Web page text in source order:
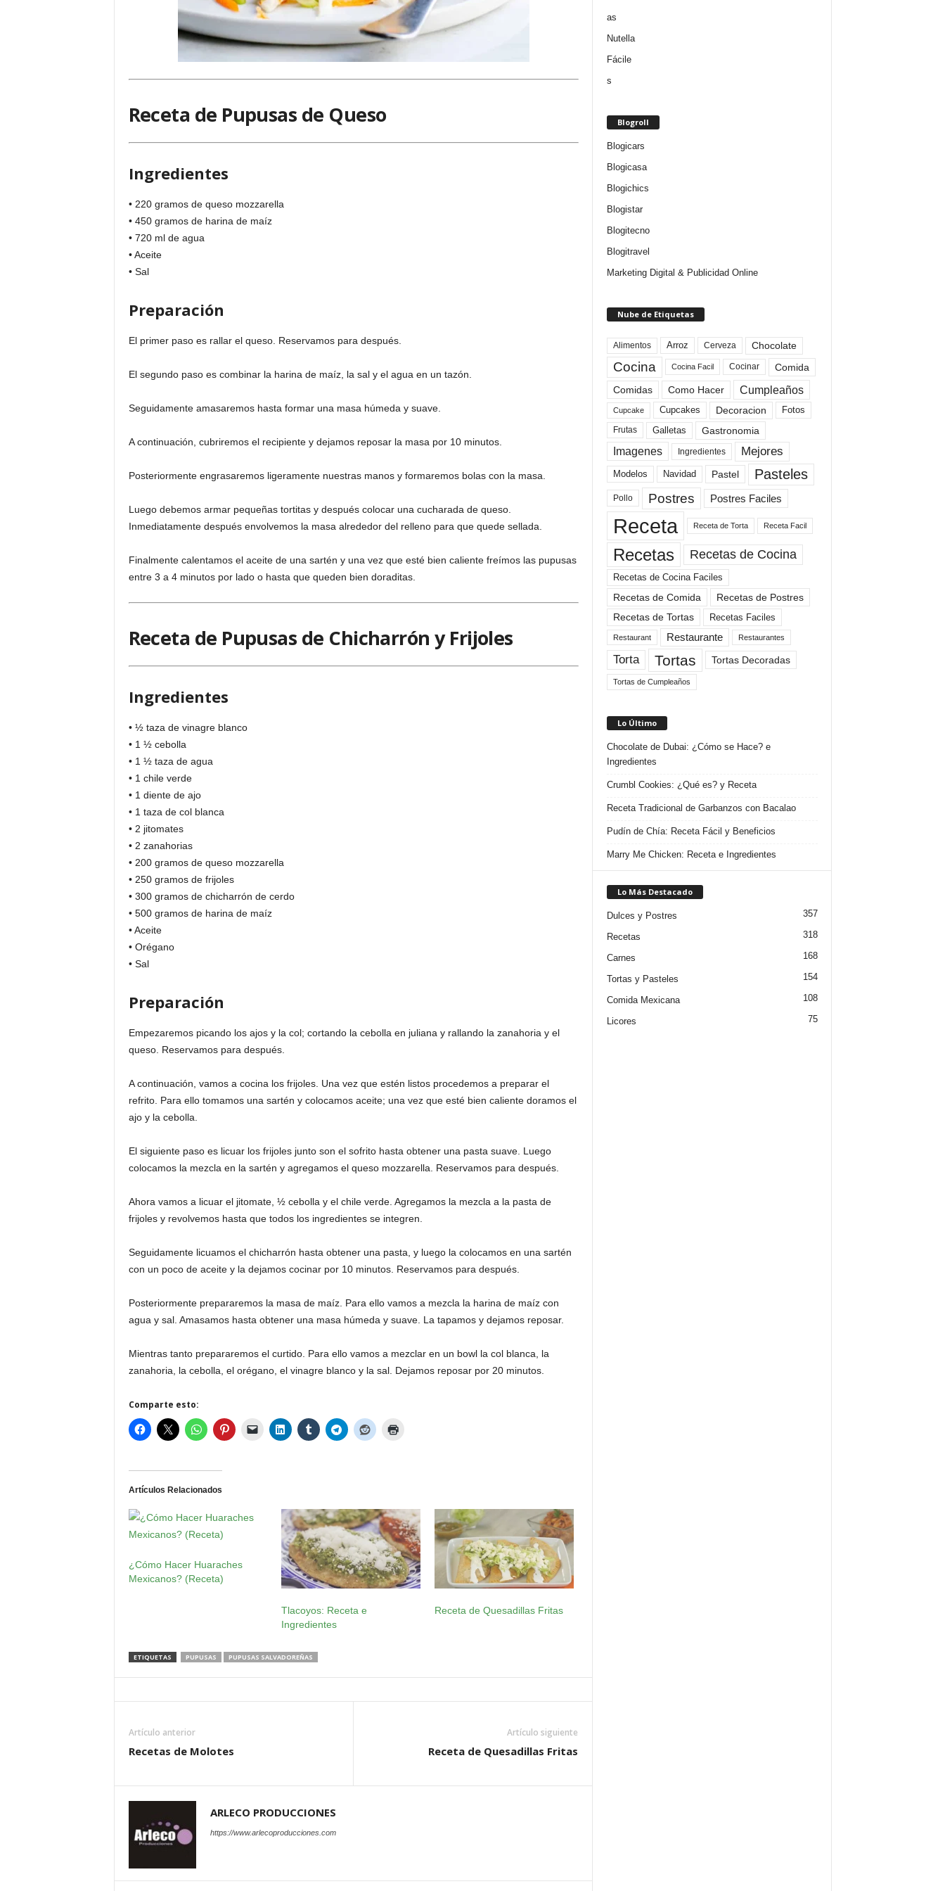
Receta de Pupusas de Queso
Ingredientes
• 220 gramos de queso mozzarella
• 450 gramos de harina de maíz
• 720 ml de agua
• Aceite
• Sal
Preparación
El primer paso es rallar el queso. Reservamos para después.
El segundo paso es combinar la harina de maíz, la sal y el agua en un tazón.
Seguidamente amasaremos hasta formar una masa húmeda y suave.
A continuación, cubriremos el recipiente y dejamos reposar la masa por 10 minutos.
Posteriormente engrasaremos ligeramente nuestras manos y formaremos bolas con la masa.
Luego debemos armar pequeñas tortitas y después colocar una cucharada de queso.
Inmediatamente después envolvemos la masa alrededor del relleno para que quede sellada.
Finalmente calentamos el aceite de una sartén y una vez que esté bien caliente freímos las pupusas
entre 3 a 4 minutos por lado o hasta que queden bien doraditas.
Receta de Pupusas de Chicharrón y Frijoles
Ingredientes
• ½ taza de vinagre blanco
• 1 ½ cebolla
• 1 ½ taza de agua
• 1 chile verde
• 1 diente de ajo
• 1 taza de col blanca
• 2 jitomates
• 2 zanahorias
• 200 gramos de queso mozzarella
• 250 gramos de frijoles
• 300 gramos de chicharrón de cerdo
• 500 gramos de harina de maíz
• Aceite
• Orégano
• Sal
Preparación
Empezaremos picando los ajos y la col; cortando la cebolla en juliana y rallando la zanahoria y el
queso. Reservamos para después.
A continuación, vamos a cocina los frijoles. Una vez que estén listos procedemos a preparar el
refrito. Para ello tomamos una sartén y colocamos aceite; una vez que esté bien caliente doramos el
ajo y la cebolla.
El siguiente paso es licuar los frijoles junto son el sofrito hasta obtener una pasta suave. Luego
colocamos la mezcla en la sartén y agregamos el queso mozzarella. Reservamos para después.
Ahora vamos a licuar el jitomate, ½ cebolla y el chile verde. Agregamos la mezcla a la pasta de
frijoles y revolvemos hasta que todos los ingredientes se integren.
Seguidamente licuamos el chicharrón hasta obtener una pasta, y luego la colocamos en una sartén
con un poco de aceite y la dejamos cocinar por 10 minutos. Reservamos para después.
Posteriormente prepararemos la masa de maíz. Para ello vamos a mezcla la harina de maíz con
agua y sal. Amasamos hasta obtener una masa húmeda y suave. La tapamos y dejamos reposar.
Mientras tanto prepararemos el curtido. Para ello vamos a mezclar en un bowl la col blanca, la
zanahoria, la cebolla, el orégano, el vinagre blanco y la sal. Dejamos reposar por 20 minutos.
Comparte esto:
Artículos Relacionados
¿Cómo Hacer Huaraches
Mexicanos? (Receta)
Tlacoyos: Receta e
Ingredientes
Receta de Quesadillas Fritas
ETIQUETAS PUPUSAS PUPUSAS SALVADOREÑAS
Artículo anterior
Recetas de Molotes
Artículo siguiente
Receta de Quesadillas Fritas
ARLECO PRODUCCIONES
https://www.arlecoproducciones.com
Blogroll
Blogicars
Blogicasa
Blogichics
Blogistar
Blogitecno
Blogitravel
Marketing Digital & Publicidad Online
Nube de Etiquetas
Alimentos Arroz Cerveza Chocolate
Cocina Cocina Facil Cocinar
Comida
Comidas
Como Hacer Cumpleaños
Cupcake Cupcakes Decoracion Fotos
Frutas Galletas Gastronomia
Imagenes Ingredientes Mejores
Modelos Navidad Pastel Pasteles
Pollo Postres Postres Faciles
Receta Receta de Torta Receta Facil
Recetas Recetas de Cocina
Recetas de Cocina Faciles
Recetas de Comida
Recetas de Postres
Recetas de Tortas
Recetas Faciles
Restaurant Restaurante Restaurantes
Torta Tortas Tortas Decoradas
Tortas de Cumpleaños
Lo Último
Chocolate de Dubai: ¿Cómo se Hace? e
Ingredientes
Crumbl Cookies: ¿Qué es? y Receta
Receta Tradicional de Garbanzos con Bacalao
Pudín de Chía: Receta Fácil y Beneficios
Marry Me Chicken: Receta e Ingredientes
Lo Más Destacado
Dulces y Postres 357
Recetas 318
Carnes 168
Tortas y Pasteles 154
Comida Mexicana 108
Licores 75